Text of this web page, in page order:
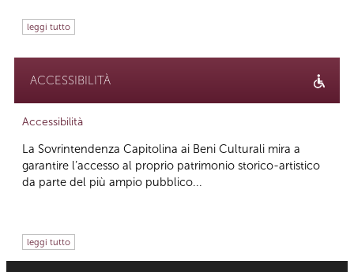
leggi tutto
ACCESSIBILITÀ
Accessibilità
La Sovrintendenza Capitolina ai Beni Culturali mira a
garantire l’accesso al proprio patrimonio storico-artistico
da parte del più ampio pubblico...
leggi tutto